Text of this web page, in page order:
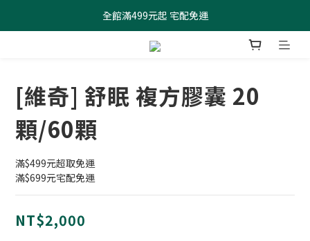
全館滿499元起 宅配免運
全館滿499元起 宅配免運
加入會員 $100元購物金現領現折
[維奇] 舒眠 複方膠囊 20
顆/60顆
滿$499元超取免運
滿$699元宅配免運
NT$2,000